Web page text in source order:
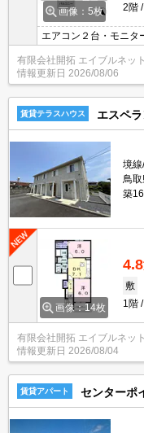
画像：5枚
2階
エアコン２台・モニタ
ております！
有限会社開拓 エイブルネッ
情報更新日 2026/08/06
賃貸テラスハウス エスペ
境
鳥取
築
画像：14枚
4.8
敷
1階
有限会社開拓 エイブルネッ
情報更新日 2026/08/04
賃貸アパート センターポ